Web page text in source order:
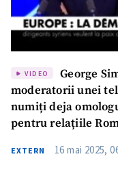
VIDEO
George
moderatorii unei
numiți deja
pentru relațiile
EXTERN 16 mai 2025,